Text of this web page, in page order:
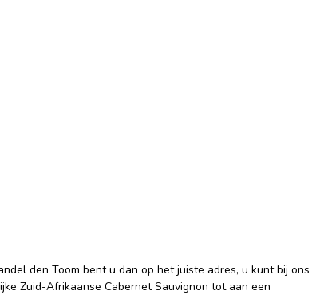
den Toom bent u dan op het juiste adres, u kunt bij ons
Zuid-Afrikaanse Cabernet Sauvignon tot aan een